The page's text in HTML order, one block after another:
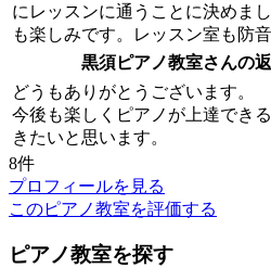
にレッスンに通うことに決めま
も楽しみです。レッスン室も防
黒須ピアノ教室さんの
どうもありがとうございます。
今後も楽しくピアノが上達でき
きたいと思います。
8件
プロフィールを見る
このピアノ教室を評価する
ピアノ教室を探す